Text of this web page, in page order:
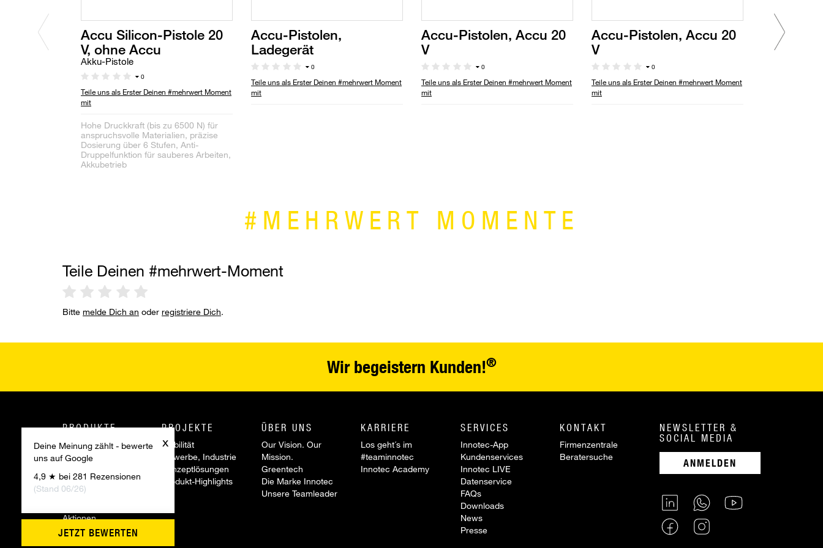
x
Deine Meinung zählt - bewerte
uns auf Google
4,9 ★ bei 281 Rezensionen
(Stand 06/26)
JETZT BEWERTEN
Accu Silicon-Pistole 20
V, ohne Accu
Akku-Pistole
0
Teile uns als Erster Deinen #mehrwert Moment
mit
Hohe Druckkraft (bis zu 6500 N) für
anspruchsvolle Materialien, präzise
Dosierung über 6 Stufen, Anti-
Druppelfunktion für sauberes Arbeiten,
Akkubetrieb
Accu-Pistolen,
Ladegerät
0
Teile uns als Erster Deinen #mehrwert Moment
mit
Accu-Pistolen, Accu 20
V
0
Teile uns als Erster Deinen #mehrwert Moment
mit
Accu-Pistolen, Accu 20
V
0
Teile uns als Erster Deinen #mehrwert Moment
mit
Accu-
#MEHRWERT MOMENTE
Teile Deinen #mehrwert-Moment
Bitte melde Dich an oder registriere Dich.
Wir begeistern Kunden!®
PRODUKTE
Innotec Produkte
Project System
Werkzeuge &
Zubehör
Aktionen
Innovationen
PROJEKTE
Mobilität
Gewerbe, Industrie
Konzeptlösungen
Produkt-Highlights
ÜBER UNS
Our Vision. Our
Mission.
Greentech
Die Marke Innotec
Unsere Teamleader
KARRIERE
Los geht´s im
#teaminnotec
Innotec Academy
SERVICES
Innotec-App
Kundenservices
Innotec LIVE
Datenservice
FAQs
Downloads
News
Presse
KONTAKT
Firmenzentrale
Beratersuche
NEWSLETTER &
SOCIAL MEDIA
ANMELDEN